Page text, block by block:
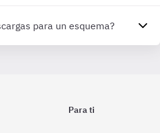
para un esquema?
Para ti